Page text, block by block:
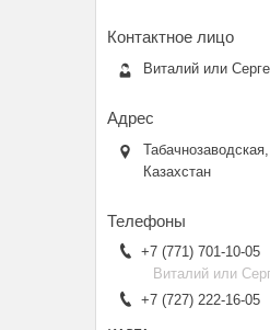
Виталий или
Казахстан
+7 (771) 701-10-05
Виталий или
+7 (727) 222-16-05